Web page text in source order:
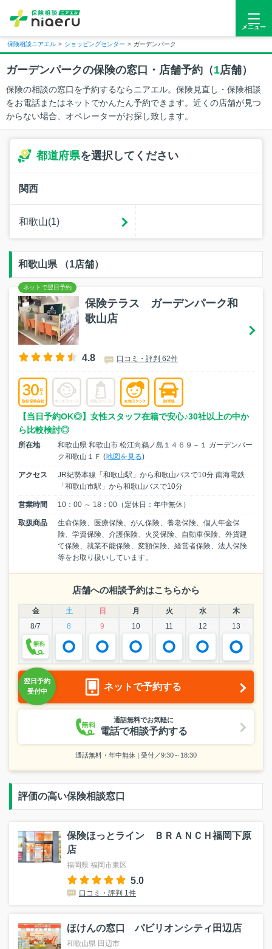
メニュー
保険相談ニアエル > ショッピングセンター > ガーデンパーク
ガーデンパークの保険の窓口・店舗予約（1店舗）
保険の相談の窓口を予約するならニアエル。保険見直し・保険相談
をお電話またはネットでかんたん予約できます。近くの店舗が見つ
からない場合、オペレーターがお探し致します。
都道府県を選択してください
関西
和歌山(1)
和歌山県 （1店舗）
保険テラス ガーデンパーク和
歌山店
4.8 口コミ・評判 62件
【当日予約OK◎】女性スタッフ在籍で安心♪30社以上の中か
ら比較検討◎
所在地
和歌山県 和歌山市 松江向鵜ノ島１４６９－１ ガーデンパー
ク和歌山１Ｆ (地図を見る)
アクセス
JR紀勢本線「和歌山駅」から和歌山バスで10分 南海電鉄
「和歌山市駅」から和歌山バスで10分
営業時間 10：00 ～ 18：00（定休日：年中無休）
取扱商品
生命保険、医療保険、がん保険、養老保険、個人年金保
険、学資保険、介護保険、火災保険、自動車保険、外貨建
て保険、就業不能保険、変額保険、経営者保険、法人保険
等をお取り扱いしています。
店舗への相談予約はこちらから
金 土 日 月 火 水
木
8/7
8 9 10 11 12 13
ネットで予約する
通話無料でお気軽に
電話で相談予約する
通話無料・年中無休 | 受付／9:30～18:30
評価の高い保険相談窓口
保険ほっとライン ＢＲＡＮＣＨ福岡下原
店
福岡県 福岡市東区
5.0
口コミ・評判 1件
ほけんの窓口 パビリオンシティ田辺店
和歌山県 田辺市